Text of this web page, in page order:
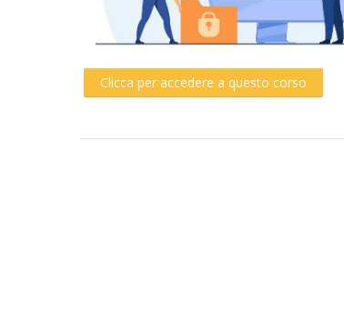
Clicca per accedere a questo corso